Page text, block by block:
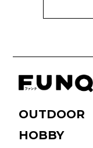
OUTDOOR
HOBBY